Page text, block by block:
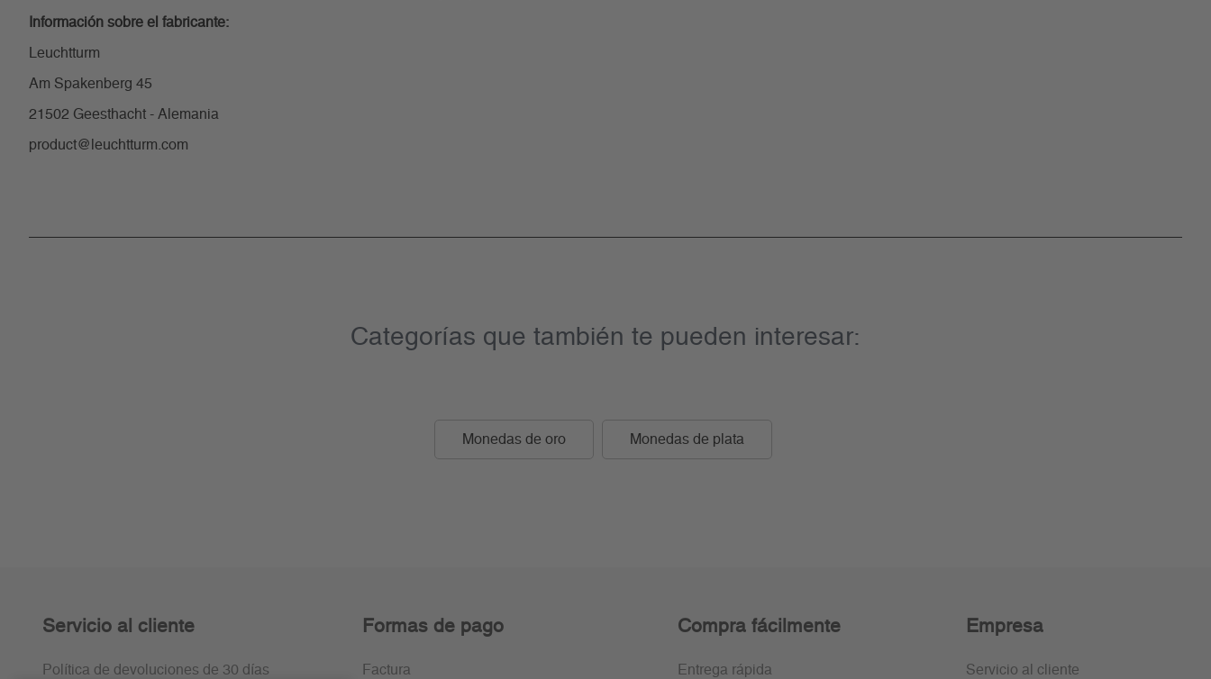
Información sobre el fabricante:
Leuchtturm
Am Spakenberg 45
21502 Geesthacht - Alemania
product@leuchtturm.com
Categorías que también te pueden interesar:
Monedas de oro Monedas de plata
Servicio al cliente
Política de devoluciones de 30 días
Formas de pago
Factura
Compra fácilmente
Entrega rápida
Empresa
Servicio al cliente